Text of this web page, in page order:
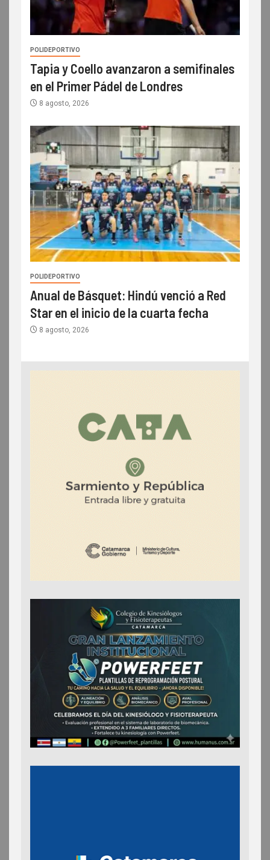
POLIDEPORTIVO
Tapia y Coello avanzaron a semifinales
en el Primer Pádel de Londres
8 agosto, 2026
POLIDEPORTIVO
Anual de Básquet: Hindú venció a Red
Star en el inicio de la cuarta fecha
8 agosto, 2026